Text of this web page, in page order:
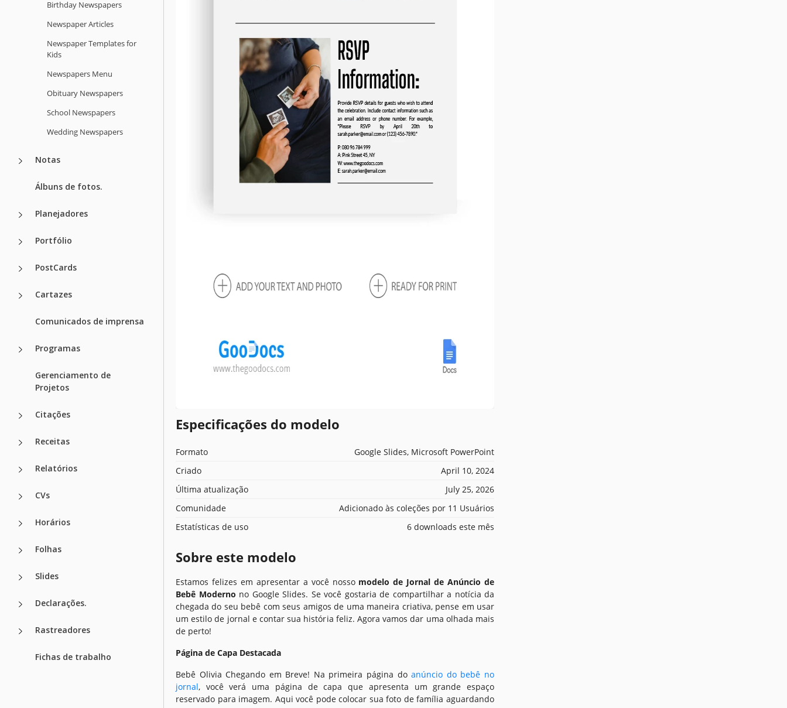
Birthday Newspapers
Newspaper Articles
Newspaper Templates for
Kids
Newspapers Menu
Obituary Newspapers
School Newspapers
Wedding Newspapers
Notas
Álbuns de fotos.
Planejadores
Portfólio
PostCards
Cartazes
Comunicados de imprensa
Programas
Gerenciamento de
Projetos
Citações
Receitas
Relatórios
CVs
Horários
Folhas
Slides
Declarações.
Rastreadores
Fichas de trabalho
Especificações do modelo
Formato
Google Slides, Microsoft PowerPoint
Criado
April 10, 2024
Última atualização
July 25, 2026
Comunidade
Adicionado às coleções por 11 Usuários
Estatísticas de uso
6 downloads este mês
Sobre este modelo
Estamos felizes em apresentar a você nosso modelo de Jornal de Anúncio de
Bebê Moderno no Google Slides. Se você gostaria de compartilhar a notícia da
chegada do seu bebê com seus amigos de uma maneira criativa, pense em usar
um estilo de jornal e contar sua história feliz. Agora vamos dar uma olhada mais
de perto!
Página de Capa Destacada
Bebê Olivia Chegando em Breve! Na primeira página doanúncio do bebê no
jornal, você verá uma página de capa que apresenta um grande espaço
reservado para imagem. Aqui você pode colocar sua foto de família aguardando